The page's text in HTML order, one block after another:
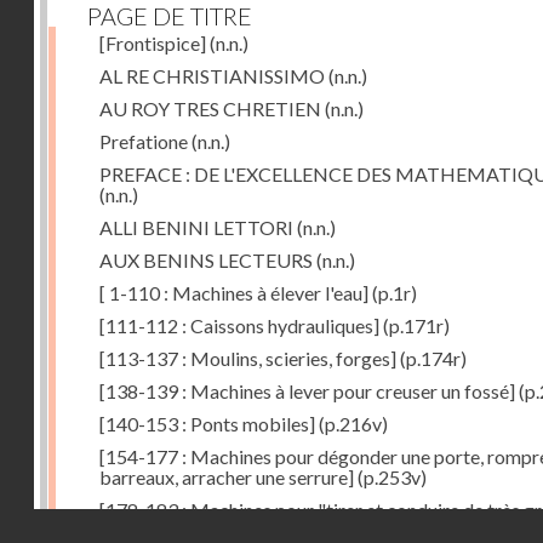
PAGE DE TITRE
[Frontispice](n.n.)
AL RE CHRISTIANISSIMO (n.n.)
AU ROY TRES CHRETIEN (n.n.)
Prefatione(n.n.)
PREFACE : DE L'EXCELLENCE DES
(n.n.)
ALLI BENINI LETTORI (n.n.)
AUX BENINS LECTEURS (n.n.)
[ 1-110 : Machines à élever l'eau](p.1r)
[111-112 : Caissons hydrauliques](p.171r)
[113-137 : Moulins, scieries, forges](p.174r)
[138-139 : Machines à lever pour creuser un fossé]
[140-153 : Ponts mobiles](p.216v)
[154-177 : Machines pour dégonder une porte,
barreaux, arracher une serrure](p.253v)
[178-183 : Machines pour "tirer et conduire de très